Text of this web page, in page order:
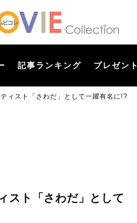
記事ランキング プレゼント
ィスト「さわだ」として一躍有名に!?
スト「さわだ」として